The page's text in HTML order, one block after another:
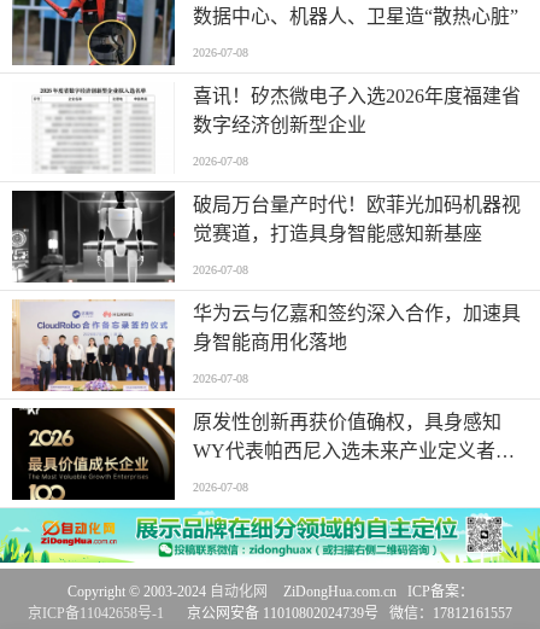
数据中心、机器人、卫星造“散热心脏”
2026-07-08
喜讯！矽杰微电子入选2026年度福建省
数字经济创新型企业
2026-07-08
破局万台量产时代！欧菲光加码机器视
觉赛道，打造具身智能感知新基座
2026-07-08
华为云与亿嘉和签约深入合作，加速具
身智能商用化落地
2026-07-08
原发性创新再获价值确权，具身感知
WY代表帕西尼入选未来产业定义者榜
单
2026-07-08
Copyright © 2003-2024 自动化网
ZiDongHua.com.cn ICP备案：
京ICP备11042658号-1
京公网安备 11010802024739号 微信：17812161557